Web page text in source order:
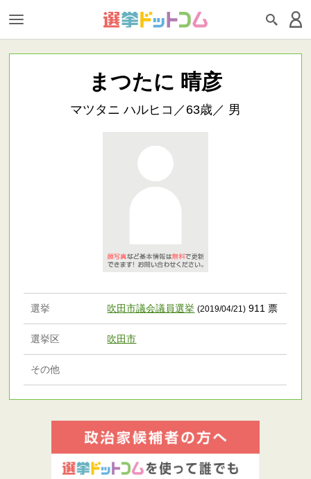
まつたに 晴彦
マツタニ ハルヒコ／63歳／ 男
選挙 吹田市議会議員選挙 (2019/04/21) 911 票
選挙区 吹田市
その他